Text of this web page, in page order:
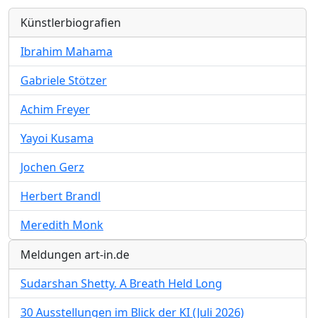
Künstlerbiografien
Ibrahim Mahama
Gabriele Stötzer
Achim Freyer
Yayoi Kusama
Jochen Gerz
Herbert Brandl
Meredith Monk
Meldungen art-in.de
Sudarshan Shetty. A Breath Held Long
30 Ausstellungen im Blick der KI (Juli 2026)